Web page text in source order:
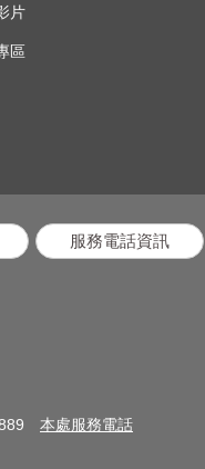
片
區
服務電話資訊
本處服務電話